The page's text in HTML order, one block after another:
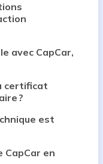
avec CapCar,
certificat
?
est
CapCar en